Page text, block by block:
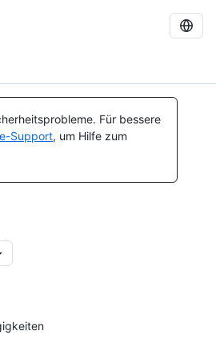
Für bessere
Support, um Hilfe zum